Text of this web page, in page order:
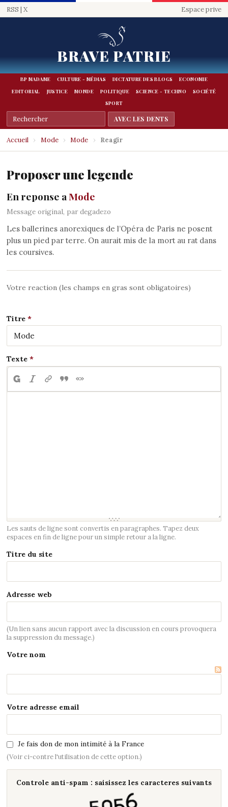
RSS | X Espace prive
BRAVE PATRIE
BP MADAME CULTURE - MÉDIAS DICTATURE DES BLOGS
ECONOMIE
EDITORIAL
JUSTICE MONDE POLITIQUE SCIENCE - TECHNO
SOCIÉTÉ
SPORT
Accueil › Mode › Mode › Reagir
Proposer une legende
En reponse aMode
Message original, par degadezo
Les ballerines anorexiques de l’Opéra de Paris ne posent
plus un pied par terre. On aurait mis de la mort au rat dans
les coursives.
Votre reaction (les champs en gras sont obligatoires)
Titre
Texte
Les sauts de ligne sont convertis en paragraphes. Tapez deux
espaces en fin de ligne pour un simple retour a la ligne.
Titre du site
Adresse web
(Un lien sans aucun rapport avec la discussion en cours provoquera
la suppression du message.)
Votre nom
Votre adresse email
Je fais don de mon intimité à la France
(Voir ci-contre l'utilisation de cette option.)
Controle anti-spam : saisissez les caracteres suivants